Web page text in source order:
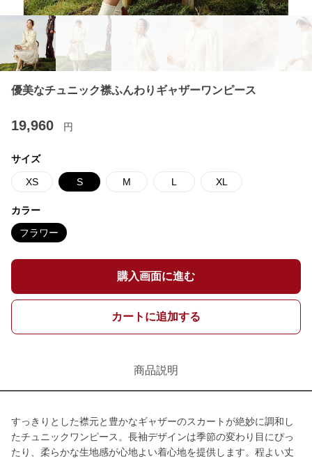
優美なチュニック襟ふんわりギャザーワンピース
19,960 円
サイズ
XS S M L XL
カラー
フラワー
購入画面に進む
カートに追加する
商品説明
すっきりとした襟元と豊かなギャザーのスカートが絶妙に調和し
たチュニックワンピース。長袖デザインは季節の変わり目にぴっ
たり、柔らかな生地感が心地よい着心地を提供します。程よい丈